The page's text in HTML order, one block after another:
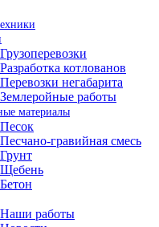
Грузоперевозки
Разработка котлованов
Перевозки негабарита
Землеройные работы
материалы
Песок
Песчано-гравийная смесь
Грунт
Щебень
Бетон
Наши работы